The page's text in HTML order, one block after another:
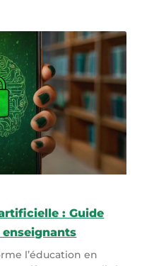
: Guide
l’éducation en